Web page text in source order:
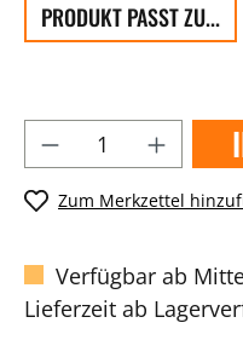
PRODUKT PASST ZU...
Zum Merkzettel
Verfügbar ab
Lieferzeit ab